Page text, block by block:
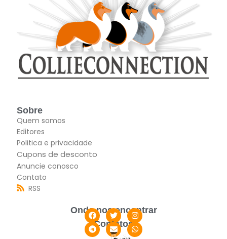
Sobre
Quem somos
Editores
Politica e privacidade
Cupons de desconto
Anuncie conosco
Contato
RSS
Onde nos encontrar
Contatos